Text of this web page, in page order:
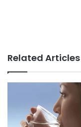
Related Articles